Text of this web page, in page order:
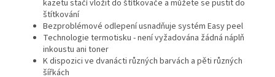
kazetu stačí vložit do štítkovače a můžete se pustit do
štítkování
Bezproblémové odlepení usnadňuje systém Easy peel
Technologie termotisku - není vyžadována žádná náplň
inkoustu ani toner
K dispozici ve dvanácti různých barvách a pěti různých
šířkách